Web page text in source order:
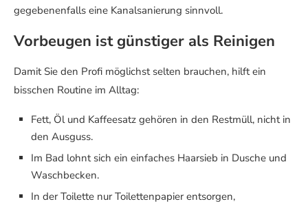
gegebenenfalls eine Kanalsanierung sinnvoll.
Vorbeugen ist günstiger als Reinigen
Damit Sie den Profi möglichst selten brauchen, hilft ein
bisschen Routine im Alltag:
Fett, Öl und Kaffeesatz gehören in den Restmüll, nicht in
den Ausguss.
Im Bad lohnt sich ein einfaches Haarsieb in Dusche und
Waschbecken.
In der Toilette nur Toilettenpapier entsorgen,